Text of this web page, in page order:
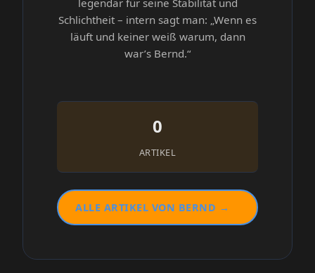
legendär für seine Stabilität und
Schlichtheit – intern sagt man: „Wenn es
läuft und keiner weiß warum, dann
war’s Bernd.“
0
ARTIKEL
ALLE ARTIKEL VON BERND →